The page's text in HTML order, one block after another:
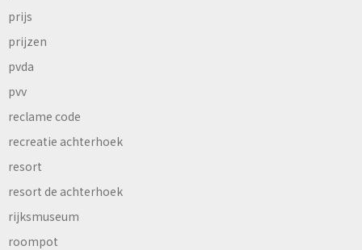
prijs
prijzen
pvda
pvv
reclame code
recreatie achterhoek
resort
resort de achterhoek
rijksmuseum
roompot